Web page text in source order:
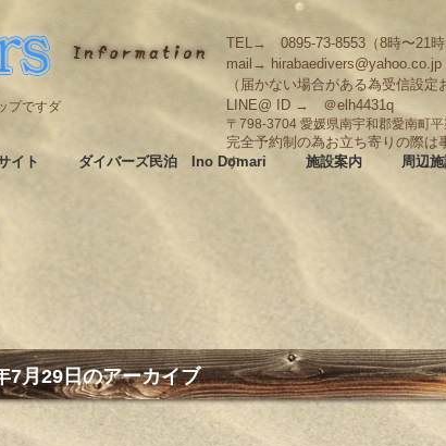
プですダ
TEL→ 0895-73-8553（8時〜21時
mail→ hirabaedivers@yahoo.co.jp
（届かない場合がある為受信設定
LINE@ ID → ＠elh4431q
〒798-3704 愛媛県南宇和郡愛南町平
完全予約制の為お立ち寄りの際は
す
イト ダイバーズ民泊 Ino Domari 施設案内 周辺
7月29日のアーカイブ